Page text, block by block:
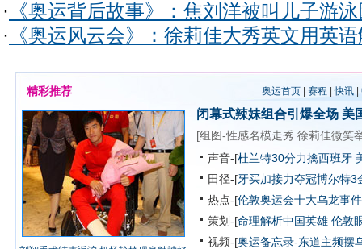
· 《奥运背后故事》：焦刘洋被叫儿子游
· 《奥运风云会》：徐莉佳大秀英文用英
精彩推荐 奥运首页| 赛程 |快讯|
闭幕式辣妹组合引爆全场 美
[组图-性感名模走秀 徐莉佳微笑
声音-[杜兰特30分力擒西班牙
田径-[牙买加接力夺冠博尔特3
热点-[伦敦奥运会十大乌龙事件
策划-[命理解析中国英雄 伦敦
视频-[奥运备忘录-东道主频摆